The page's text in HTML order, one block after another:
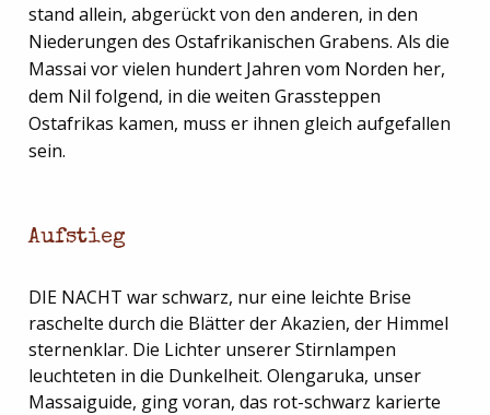
stand allein, abgerückt von den anderen, in den
Niederungen des Ostafrikanischen Grabens. Als die
Massai vor vielen hundert Jahren vom Norden her,
dem Nil folgend, in die weiten Grassteppen
Ostafrikas kamen, muss er ihnen gleich aufgefallen
sein.
Aufstieg
DIE NACHT war schwarz, nur eine leichte Brise
raschelte durch die Blätter der Akazien, der Himmel
sternenklar. Die Lichter unserer Stirnlampen
leuchteten in die Dunkelheit. Olengaruka, unser
Massaiguide, ging voran, das rot-schwarz karierte